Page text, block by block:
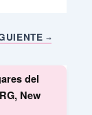
del
New